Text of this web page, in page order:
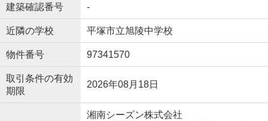
建築確認番号 -
近隣の学校 平塚市立旭陵中学校
物件番号 97341570
取引条件の有効
期限
2026年08月18日
湘南シーズン株式会社